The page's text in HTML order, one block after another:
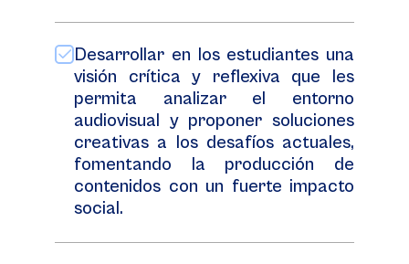
Desarrollar en los estudiantes una
visión crítica y reflexiva que les
permita analizar el entorno
audiovisual y proponer soluciones
creativas a los desafíos actuales,
fomentando la producción de
contenidos con un fuerte impacto
social.